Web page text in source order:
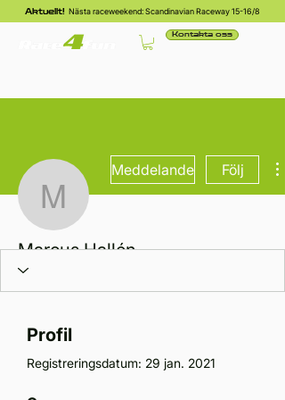
Aktuellt! Nästa raceweekend: Scandinavian Raceway 15-16/8
Kontakta oss
Marcus Hallén
Meddelande Följ
Marcus Hallén
Profil
Registreringsdatum: 29 jan. 2021